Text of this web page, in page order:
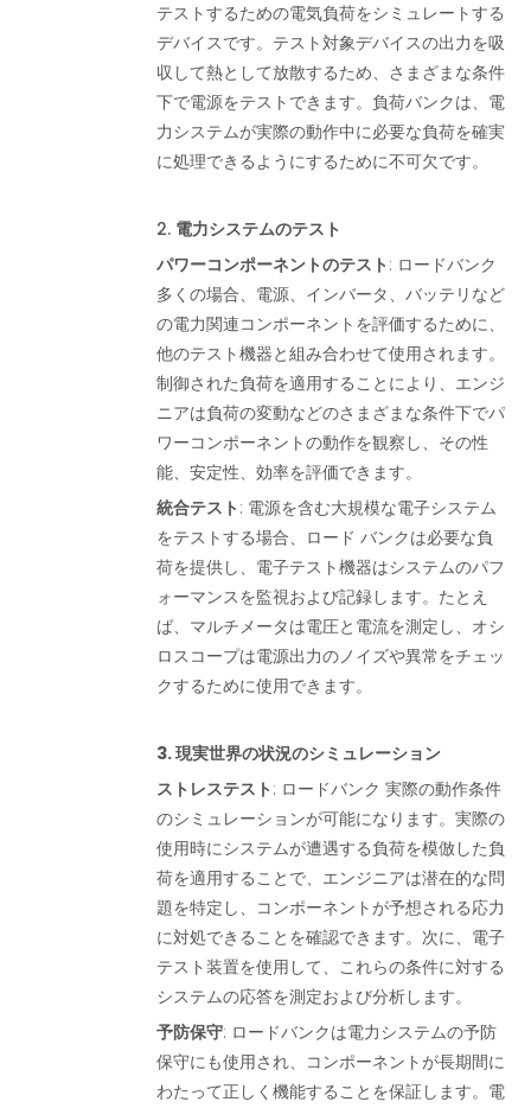
テストするための電気負荷をシミュレートする
デバイスです。テスト対象デバイスの出力を吸
収して熱として放散するため、さまざまな条件
下で電源をテストできます。負荷バンクは、電
力システムが実際の動作中に必要な負荷を確実
に処理できるようにするために不可欠です。
2. 電力システムのテスト
パワーコンポーネントのテスト : ロードバンク
多くの場合、電源、インバータ、バッテリなど
の電力関連コンポーネントを評価するために、
他のテスト機器と組み合わせて使用​​されます。
制御された負荷を適用することにより、エンジ
ニアは負荷の変動などのさまざまな条件下でパ
ワーコンポーネントの動作を観察し、その性
能、安定性、効率を評価できます。
統合テスト : 電源を含む大規模な電子システム
をテストする場合、ロード バンクは必要な負
荷を提供し、電子テスト機器はシステムのパフ
ォーマンスを監視および記録します。たとえ
ば、マルチメータは電圧と電流を測定し、オシ
ロスコープは電源出力のノイズや異常をチェッ
クするために使用できます。
3. 現実世界の状況のシミュレーション
ストレステスト : ロードバンク 実際の動作条件
のシミュレーションが可能になります。実際の
使用時にシステムが遭遇する負荷を模倣した負
荷を適用することで、エンジニアは潜在的な問
題を特定し、コンポーネントが予想される応力
に対処できることを確認できます。次に、電子
テスト装置を使用して、これらの条件に対する
システムの応答を測定および分析します。
予防保守: ロードバンクは電力システムの予防
保守にも使用され、コンポーネントが長期間に
わたって正しく機能することを保証します。電